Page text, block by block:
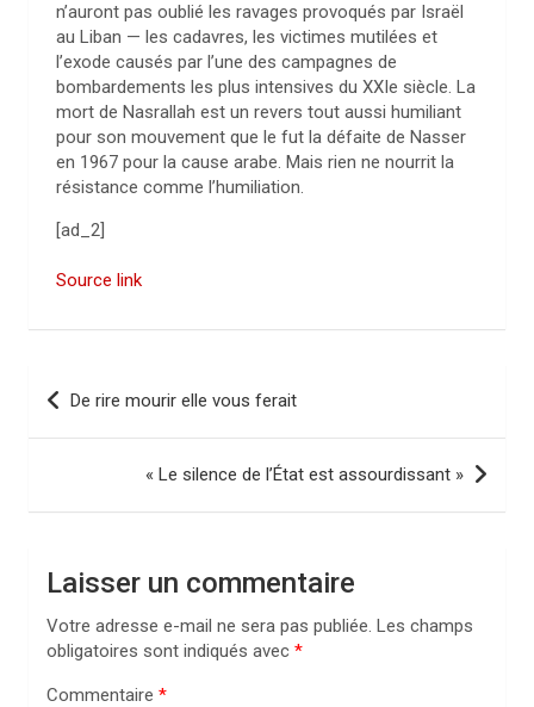
n’auront pas oublié les ravages provoqués par Israël
au Liban — les cadavres, les victimes mutilées et
l’exode causés par l’une des campagnes de
bombardements les plus intensives du XXIe siècle. La
mort de Nasrallah est un revers tout aussi humiliant
pour son mouvement que le fut la défaite de Nasser
en 1967 pour la cause arabe. Mais rien ne nourrit la
résistance comme l’humiliation.
[ad_2]
Source link
De rire mourir elle vous ferait
« Le silence de l’État est assourdissant »
Laisser un commentaire
Votre adresse e-mail ne sera pas publiée. Les champs
obligatoires sont indiqués avec *
Commentaire *